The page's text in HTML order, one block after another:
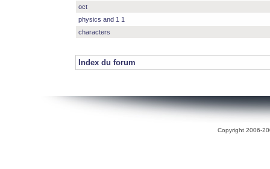
oct
physics and 1 1
characters
Index du forum
Copyright 2006-